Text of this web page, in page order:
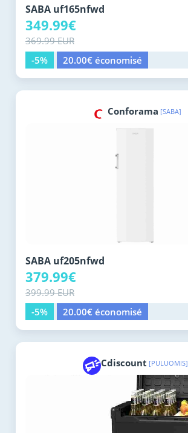
SABA uf165nfwd
349.99€
369.99 EUR
-5%
20.00€ économisé
Conforama [SABA]
SABA uf205nfwd
379.99€
399.99 EUR
-5%
20.00€ économisé
Cdiscount [PULUOMIS]